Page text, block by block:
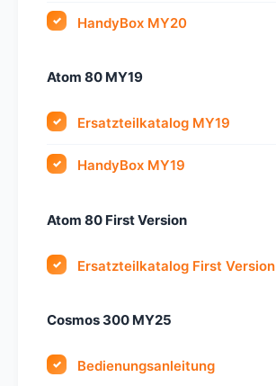
HandyBox MY20
Atom 80 MY19
Ersatzteilkatalog MY19
HandyBox MY19
Atom 80 First Version
Ersatzteilkatalog First Version
Cosmos 300 MY25
Bedienungsanleitung